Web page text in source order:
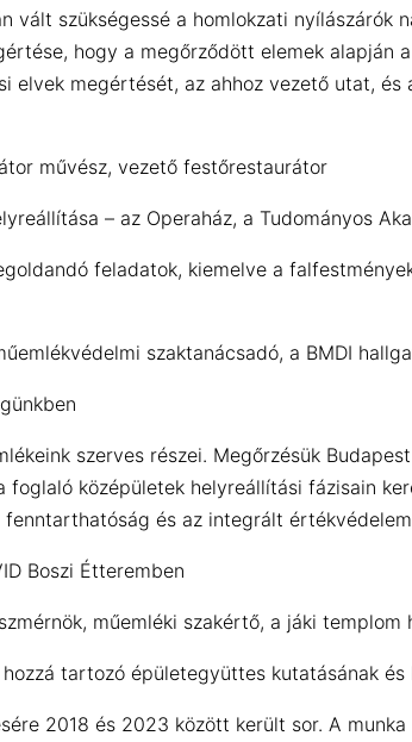
vált szükségessé a homlokzati
hogy a megőrződött elemek alapján
elvek megértését, az ahhoz vezető utat,
művész, vezető festőrestaurátor
– az Operaház, a Tudományos
feladatok, kiemelve a
szaktanácsadó, a BMDI
szerves részei. Megőrzésük
középületek helyreállítási fázisain
és az integrált
Boszi Étteremben
műemléki szakértő, a jáki
tartozó épületegyüttes kutatásának
2018 és 2023 között került sor. A